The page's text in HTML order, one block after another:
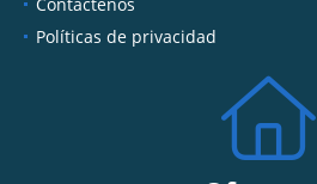
Políticas de privacidad